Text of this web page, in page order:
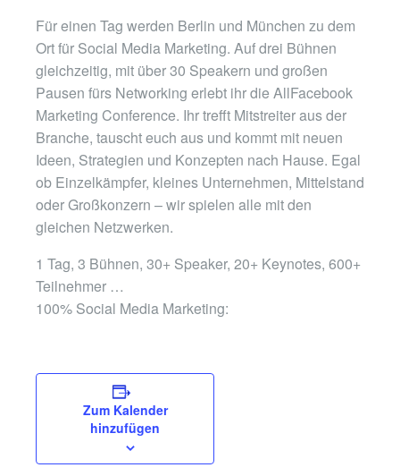
Für einen Tag werden Berlin und München zu dem
Ort für Social Media Marketing. Auf drei Bühnen
gleichzeitig, mit über 30 Speakern und großen
Pausen fürs Networking erlebt ihr die AllFacebook
Marketing Conference. Ihr trefft Mitstreiter aus der
Branche, tauscht euch aus und kommt mit neuen
Ideen, Strategien und Konzepten nach Hause. Egal
ob Einzelkämpfer, kleines Unternehmen, Mittelstand
oder Großkonzern – wir spielen alle mit den
gleichen Netzwerken.
1 Tag, 3 Bühnen, 30+ Speaker, 20+ Keynotes, 600+
Teilnehmer …
100% Social Media Marketing:
Zum Kalender
hinzufügen